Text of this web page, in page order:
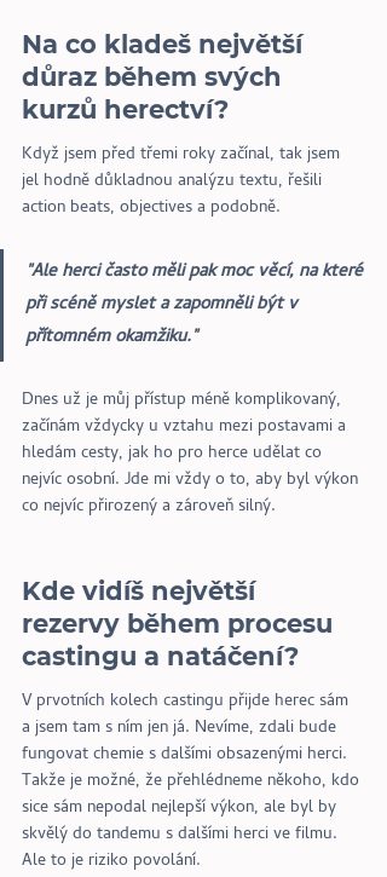
Na co kladeš největší
důraz během svých
kurzů herectví?
Když jsem před třemi roky začínal, tak jsem
jel hodně důkladnou analýzu textu, řešili
action beats, objectives a podobně.
"Ale herci často měli pak moc věcí, na které
při scéně myslet a zapomněli být v
přítomném okamžiku."
Dnes už je můj přístup méně komplikovaný,
začínám vždycky u vztahu mezi postavami a
hledám cesty, jak ho pro herce udělat co
nejvíc osobní. Jde mi vždy o to, aby byl výkon
co nejvíc přirozený a zároveň silný.
Kde vidíš největší
rezervy během procesu
castingu a natáčení?
V prvotních kolech castingu přijde herec sám
a jsem tam s ním jen já. Nevíme, zdali bude
fungovat chemie s dalšími obsazenými herci.
Takže je možné, že přehlédneme někoho, kdo
sice sám nepodal nejlepší výkon, ale byl by
skvělý do tandemu s dalšími herci ve filmu.
Ale to je riziko povolání.